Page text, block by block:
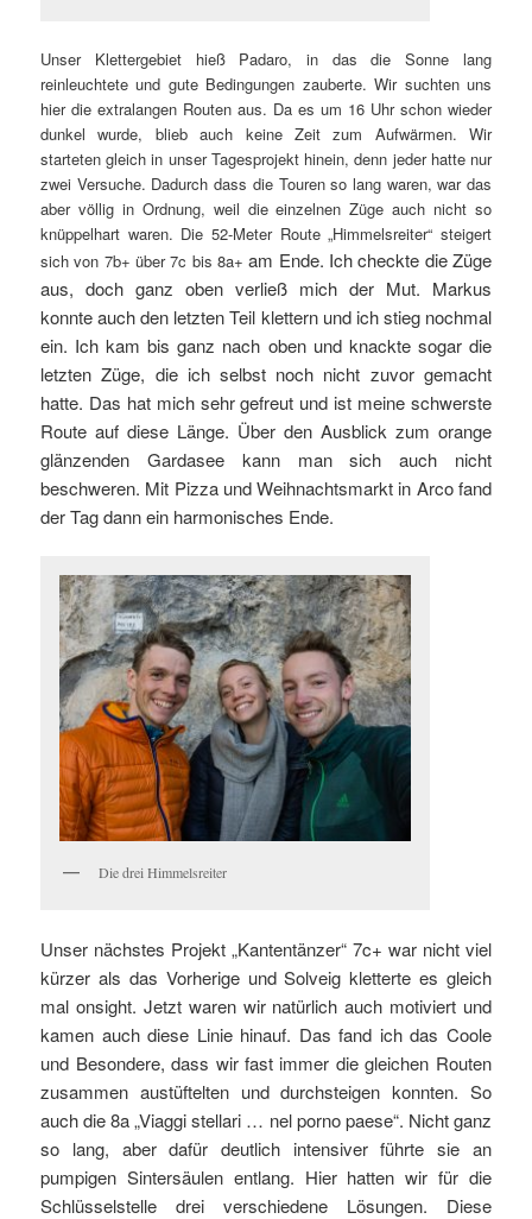
Unser Klettergebiet hieß Padaro, in das die Sonne lang
reinleuchtete und gute Bedingungen zauberte. Wir suchten uns
hier die extralangen Routen aus. Da es um 16 Uhr schon wieder
dunkel wurde, blieb auch keine Zeit zum Aufwärmen. Wir
starteten gleich in unser Tagesprojekt hinein, denn jeder hatte nur
zwei Versuche. Dadurch dass die Touren so lang waren, war das
aber völlig in Ordnung, weil die einzelnen Züge auch nicht so
knüppelhart waren. Die 52-Meter Route „Himmelsreiter“ steigert
sich von 7b+ über 7c bis 8a+am Ende. Ich checkte die Züge
aus, doch ganz oben verließ mich der Mut. Markus
konnte auch den letzten Teil klettern und ich stieg nochmal
ein. Ich kam bis ganz nach oben und knackte sogar die
letzten Züge, die ich selbst noch nicht zuvor gemacht
hatte. Das hat mich sehr gefreut und ist meine schwerste
Route auf diese Länge. Über den Ausblick zum orange
glänzenden Gardasee kann man sich auch nicht
beschweren. Mit Pizza und Weihnachtsmarkt in Arco fand
der Tag dann ein harmonisches Ende.
Die drei Himmelsreiter
Unser nächstes Projekt „Kantentänzer“ 7c+ war nicht viel
kürzer als das Vorherige und Solveig kletterte es gleich
mal onsight. Jetzt waren wir natürlich auch motiviert und
kamen auch diese Linie hinauf. Das fand ich das Coole
und Besondere, dass wir fast immer die gleichen Routen
zusammen austüftelten und durchsteigen konnten. So
auch die 8a „Viaggi stellari … nel porno paese“. Nicht ganz
so lang, aber dafür deutlich intensiver führte sie an
pumpigen Sintersäulen entlang. Hier hatten wir für die
Schlüsselstelle drei verschiedene Lösungen. Diese